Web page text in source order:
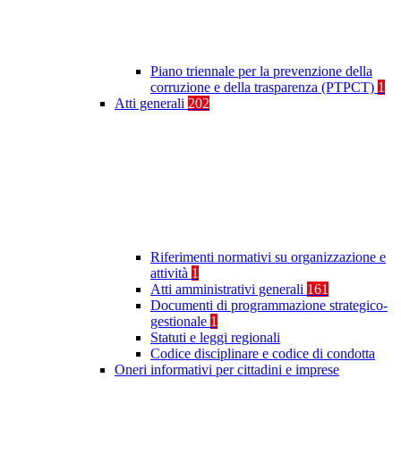
Piano triennale per la prevenzione della
corruzione e della trasparenza (PTPCT) 1
Atti generali 202
Riferimenti normativi su organizzazione e
attività 1
Atti amministrativi generali 161
Documenti di programmazione strategico-
gestionale 1
Statuti e leggi regionali
Codice disciplinare e codice di condotta
Oneri informativi per cittadini e imprese